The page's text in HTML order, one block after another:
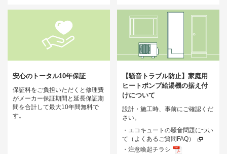
安心のトータル10年保証
保証料をご負担いただくと修理費
がメーカー保証期間と延長保証期
間を合計して最大10年間無料で
す。
【騒音トラブル防止】家庭用
ヒートポンプ給湯機の据え付
けについて
設計・施工時、事前にご確認くだ
さい。
・エコキュートの騒音問題につい
て（よくあるご質問FAQ）
・注意喚起チラシ